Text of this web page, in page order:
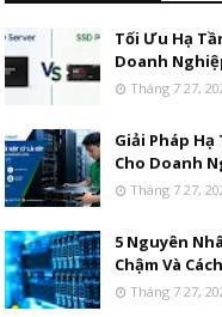
Tối Ưu Hạ
Doanh
Tháng 7 27,
Giải Pháp Hạ
Cho Doanh
Tháng 7 27,
5 Nguyên
Chậm Và
Tháng 7 27,